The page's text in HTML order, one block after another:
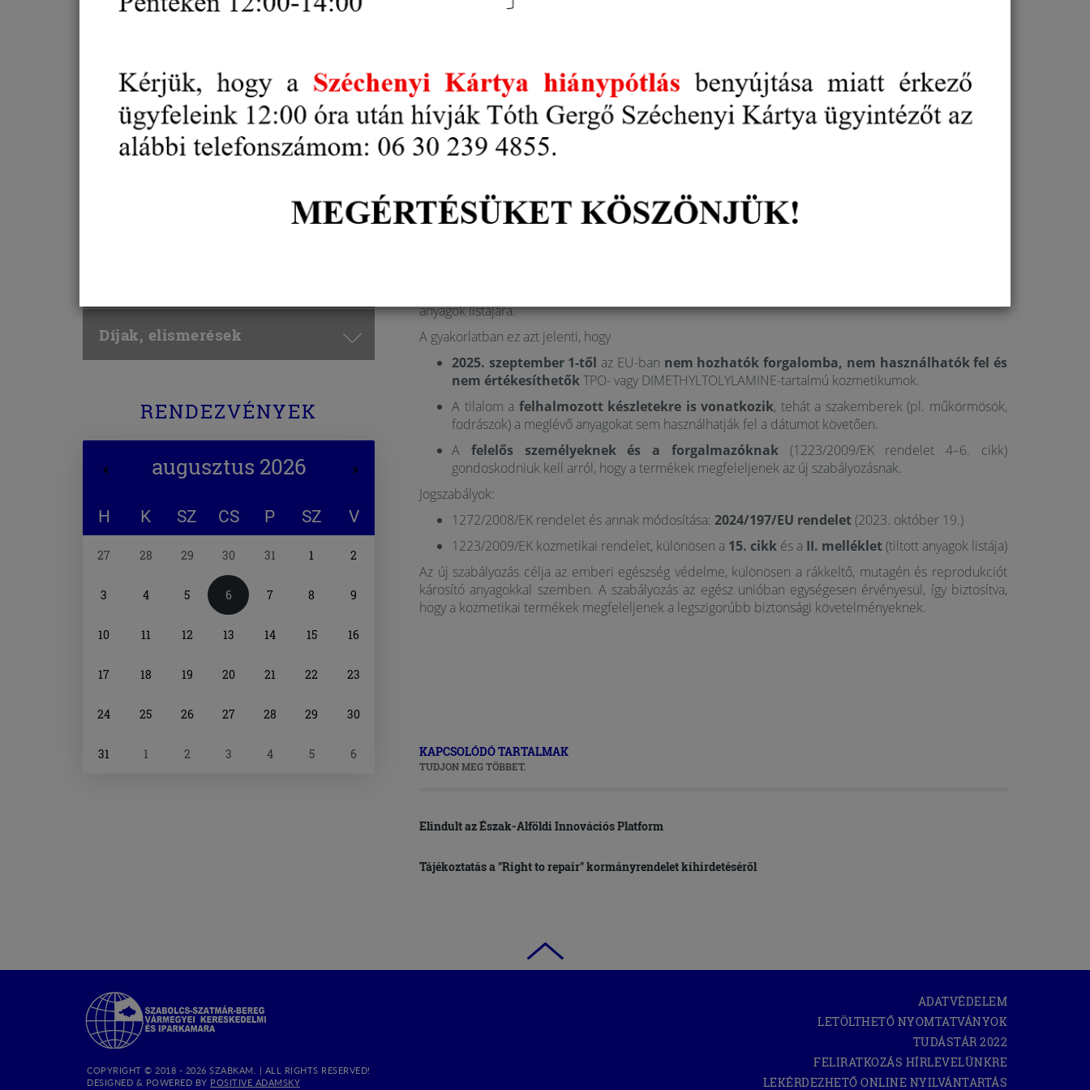
Oktatás, Képzés
Külgazdaság, külkereskedelem
Díjak, elismerések
RENDEZVÉNYEK
választó
augusztus 2026
H K SZ CS P SZ V
27 28 29 30 31 1 2
3 4 5 6 7 8 9
10 11 12 13 14 15 16
17 18 19 20 21 22 23
24 25 26 27 28 29 30
31 1 2 3 4 5 6
fel, így az érintett termékeket le kell cserélni engedélyezett alternatívákra. A felelős személyek és
forgalmazók kötelesek biztosítani, hogy kizárólag biztonságos, szabályozásnak megfelelő kozmetikumok
legyenek piacon. A szépségipari szakemberek felelőssége, hogy szolgáltatásaikkal ne veszélyeztessék
vendégeik egészségét.
Az emberi egészség magas szintű védelme érdekében az EU a kozmetikumokban felhasználható
A TPO-t (CAS: 75980-60-8, EC: 278-355-8) aCMR 1B kategóriába
reprodukciós toxicitásúként vélelmezett anyagot.
anyagok listájára.
A gyakorlatban ez azt jelenti, hogy
2025. szeptember 1-től az EU-ban nem hozhatók forgalomba, nem használhatók fel és
nem értékesíthetőkTPO- vagy DIMETHYLTOLYLAMINE-tartalmú kozmetikumok.
A tilalom a felhalmozott készletekre is vonatkozik, tehát a szakemberek (pl. műkörmösök,
fodrászok) a meglévő anyagokat sem használhatják fel a dátumot követően.
A felelős személyeknek és a forgalmazóknak(1223/2009/EK rendelet 4–6. cikk)
gondoskodniuk kell arról, hogy a termékek megfeleljenek az új szabályozásnak.
Jogszabályok:
1272/2008/EK rendelet és annak módosítása: 2024/197/EU rendelet(2023. október 19.)
1223/2009/EK kozmetikai rendelet, különösen a 15. cikk és a II. melléklet(tiltott anyagok listája)
Az új szabályozás célja az emberi egészség védelme, különösen a rákkeltő, mutagén és reprodukciót
károsító anyagokkal szemben. A szabályozás az egész unióban egységesen érvényesül, így biztosítva,
hogy a kozmetikai termékek megfeleljenek a legszigorúbb biztonsági követelményeknek.
KAPCSOLÓDÓ TARTALMAK
TUDJON MEG TÖBBET.
Elindult az Észak-Alföldi Innovációs Platform
Tájékoztatás a "Right to repair" kormányrendelet kihirdetéséről
Szabolcs-
Szatmár-
Bereg
Megyei
és
COPYRIGHT © 2018 - 2026 SZABKAM. | ALL RIGHTS RESERVED!
DESIGNED & POWERED BY POSITIVE ADAMSKY(OPEN
ADATVÉDELEM
LETÖLTHETŐ NYOMTATVÁNYOK
TUDÁSTÁR 2022
NEW
FELIRATKOZÁS HÍRLEVELÜNKRE
LEKÉRDEZHETŐ ONLINE NYILVÁNTARTÁS